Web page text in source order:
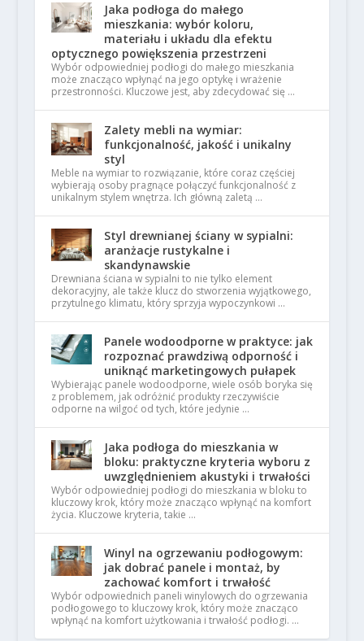
Jaka podłoga do małego
mieszkania: wybór koloru,
materiału i układu dla efektu
optycznego powiększenia przestrzeni
Wybór odpowiedniej podłogi do małego mieszkania
może znacząco wpłynąć na jego optykę i wrażenie
przestronności. Kluczowe jest, aby zdecydować się …
Zalety mebli na wymiar:
funkcjonalność, jakość i unikalny
styl
Meble na wymiar to rozwiązanie, które coraz częściej
wybierają osoby pragnące połączyć funkcjonalność z
unikalnym stylem wnętrza. Ich główną zaletą …
Styl drewnianej ściany w sypialni:
aranżacje rustykalne i
skandynawskie
Drewniana ściana w sypialni to nie tylko element
dekoracyjny, ale także klucz do stworzenia wyjątkowego,
przytulnego klimatu, który sprzyja wypoczynkowi …
Panele wodoodporne w praktyce: jak
rozpoznać prawdziwą odporność i
uniknąć marketingowych pułapek
Wybierając panele wodoodporne, wiele osób boryka się
z problemem, jak odróżnić produkty rzeczywiście
odporne na wilgoć od tych, które jedynie …
Jaka podłoga do mieszkania w
bloku: praktyczne kryteria wyboru z
uwzględnieniem akustyki i trwałości
Wybór odpowiedniej podłogi do mieszkania w bloku to
kluczowy krok, który może znacząco wpłynąć na komfort
życia. Kluczowe kryteria, takie …
Winyl na ogrzewaniu podłogowym:
jak dobrać panele i montaż, by
zachować komfort i trwałość
Wybór odpowiednich paneli winylowych do ogrzewania
podłogowego to kluczowy krok, który może znacząco
wpłynąć na komfort użytkowania i trwałość podłogi. …